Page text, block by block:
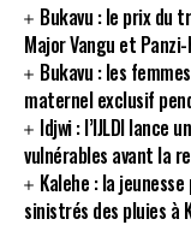
Bukavu : le prix du
Major Vangu et
Bukavu : les
maternel exclusif
Idjwi : l’IJLDI lance
vulnérables avant la
Kalehe : la
sinistrés des pluies à